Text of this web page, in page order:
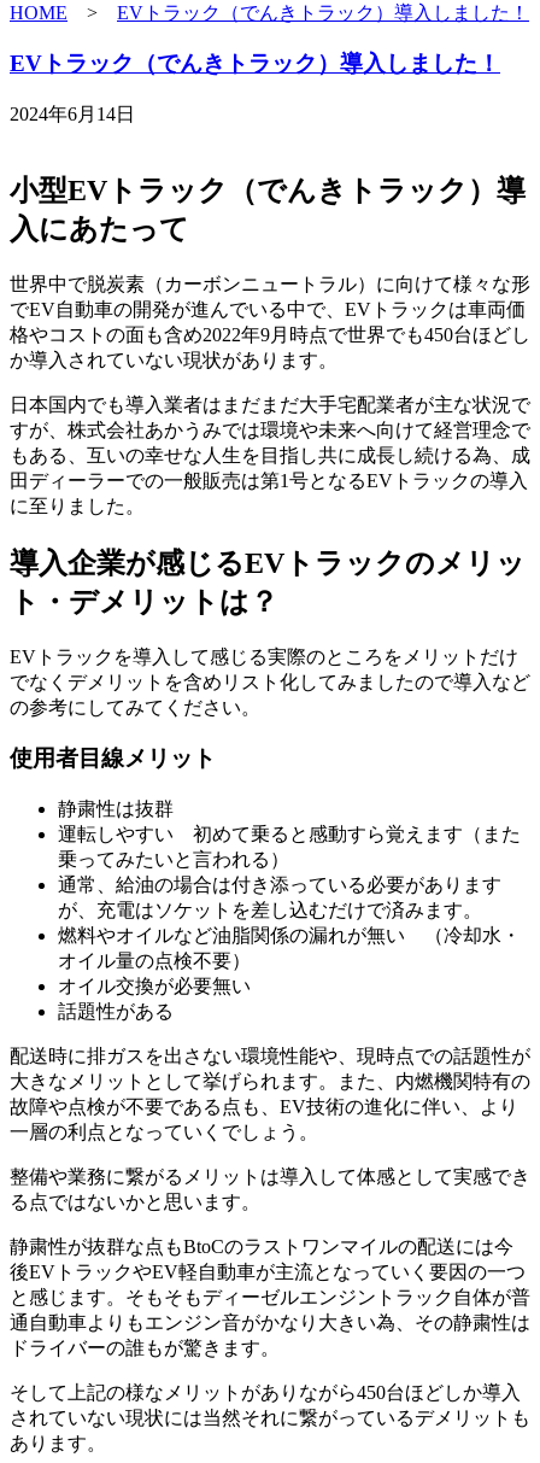
HOME > EVトラック（でんきトラック）導入しました！
EVトラック（でんきトラック）導入しました！
2024年6月14日
小型EVトラック（でんきトラック）導
入にあたって
世界中で脱炭素（カーボンニュートラル）に向けて様々な形
でEV自動車の開発が進んでいる中で、EVトラックは車両価
格やコストの面も含め2022年9月時点で世界でも450台ほどし
か導入されていない現状があります。
日本国内でも導入業者はまだまだ大手宅配業者が主な状況で
すが、株式会社あかうみでは環境や未来へ向けて経営理念で
もある、互いの幸せな人生を目指し共に成長し続ける為、成
田ディーラーでの一般販売は第1号となるEVトラックの導入
に至りました。
導入企業が感じるEVトラックのメリッ
ト・デメリットは？
EVトラックを導入して感じる実際のところをメリットだけ
でなくデメリットを含めリスト化してみましたので導入など
の参考にしてみてください。
使用者目線メリット
静粛性は抜群
運転しやすい 初めて乗ると感動すら覚えます（また
乗ってみたいと言われる）
通常、給油の場合は付き添っている必要があります
が、充電はソケットを差し込むだけで済みます。
燃料やオイルなど油脂関係の漏れが無い （冷却水・
オイル量の点検不要）
オイル交換が必要無い
話題性がある
配送時に排ガスを出さない環境性能や、現時点での話題性が
大きなメリットとして挙げられます。また、内燃機関特有の
故障や点検が不要である点も、EV技術の進化に伴い、より
一層の利点となっていくでしょう。
整備や業務に繋がるメリットは導入して体感として実感でき
る点ではないかと思います。
静粛性が抜群な点もBtoCのラストワンマイルの配送には今
後EVトラックやEV軽自動車が主流となっていく要因の一つ
と感じます。そもそもディーゼルエンジントラック自体が普
通自動車よりもエンジン音がかなり大きい為、その静粛性は
ドライバーの誰もが驚きます。
そして上記の様なメリットがありながら450台ほどしか導入
されていない現状には当然それに繋がっているデメリットも
あります。